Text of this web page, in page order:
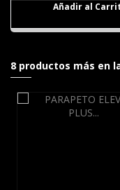
8 productos más en